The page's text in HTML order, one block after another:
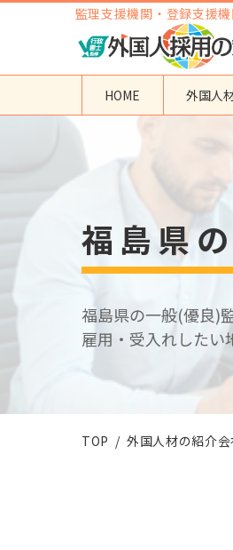
監理支援機関・登録支援
HOME 外国人
地域から検索する
東京都
神奈川県
埼玉県
大阪府
福岡県
その他の地域
福島県
福島県の一般(優良)
雇用・受入れしたい
TOP 外国人材の紹介